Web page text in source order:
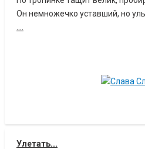
Он немножечко уставший, но
Улетать...